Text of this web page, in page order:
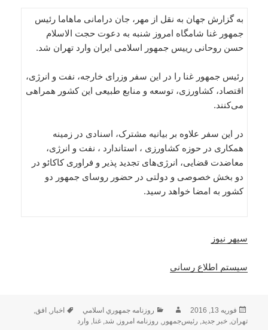
به گزارش جهان به نقل از مهر، جان درامانی ماهاما رئیس
جمهور غنا شامگاه امروز شنبه به دعوت حجت الاسلام
حسن روحانی رییس جمهور اسلامی ایران وارد تهران شد.
رئیس جمهور غنا را در این سفر وزرای خارجه، نفت و انرژی،
اقتصاد، کشاورزی،‌ توسعه‌ و‌ منابع طبیعی این کشور همراهی
می‌کنند.
در این سفر علاوه بر بیانیه مشترک، اسنادی در زمینه
همکاری در حوزه کشاورزی ، استاندارد ، نفت و انرژی،
معاضدت قضایی، انرژی‌های تجدید پذیر و فراوری کاکائو در
دو بخش خصوصی و دولتی در حضور روسای جمهور دو
کشور به امضا خواهد رسید.
سپهر نیوز
سیستم اطلاع رسانی
ارسال
شده
فوریه 13, 2016 نویسندهدسته‌ها
روزنامه جمهوري اسلامي برچسب‌ها
اخبار, افق,
تهران,خبر جدید, رئیس‌جمهور, روزنامه امروز, شد,غنا, وارد